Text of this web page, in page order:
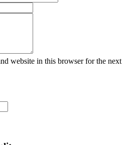
website in this browser for the next